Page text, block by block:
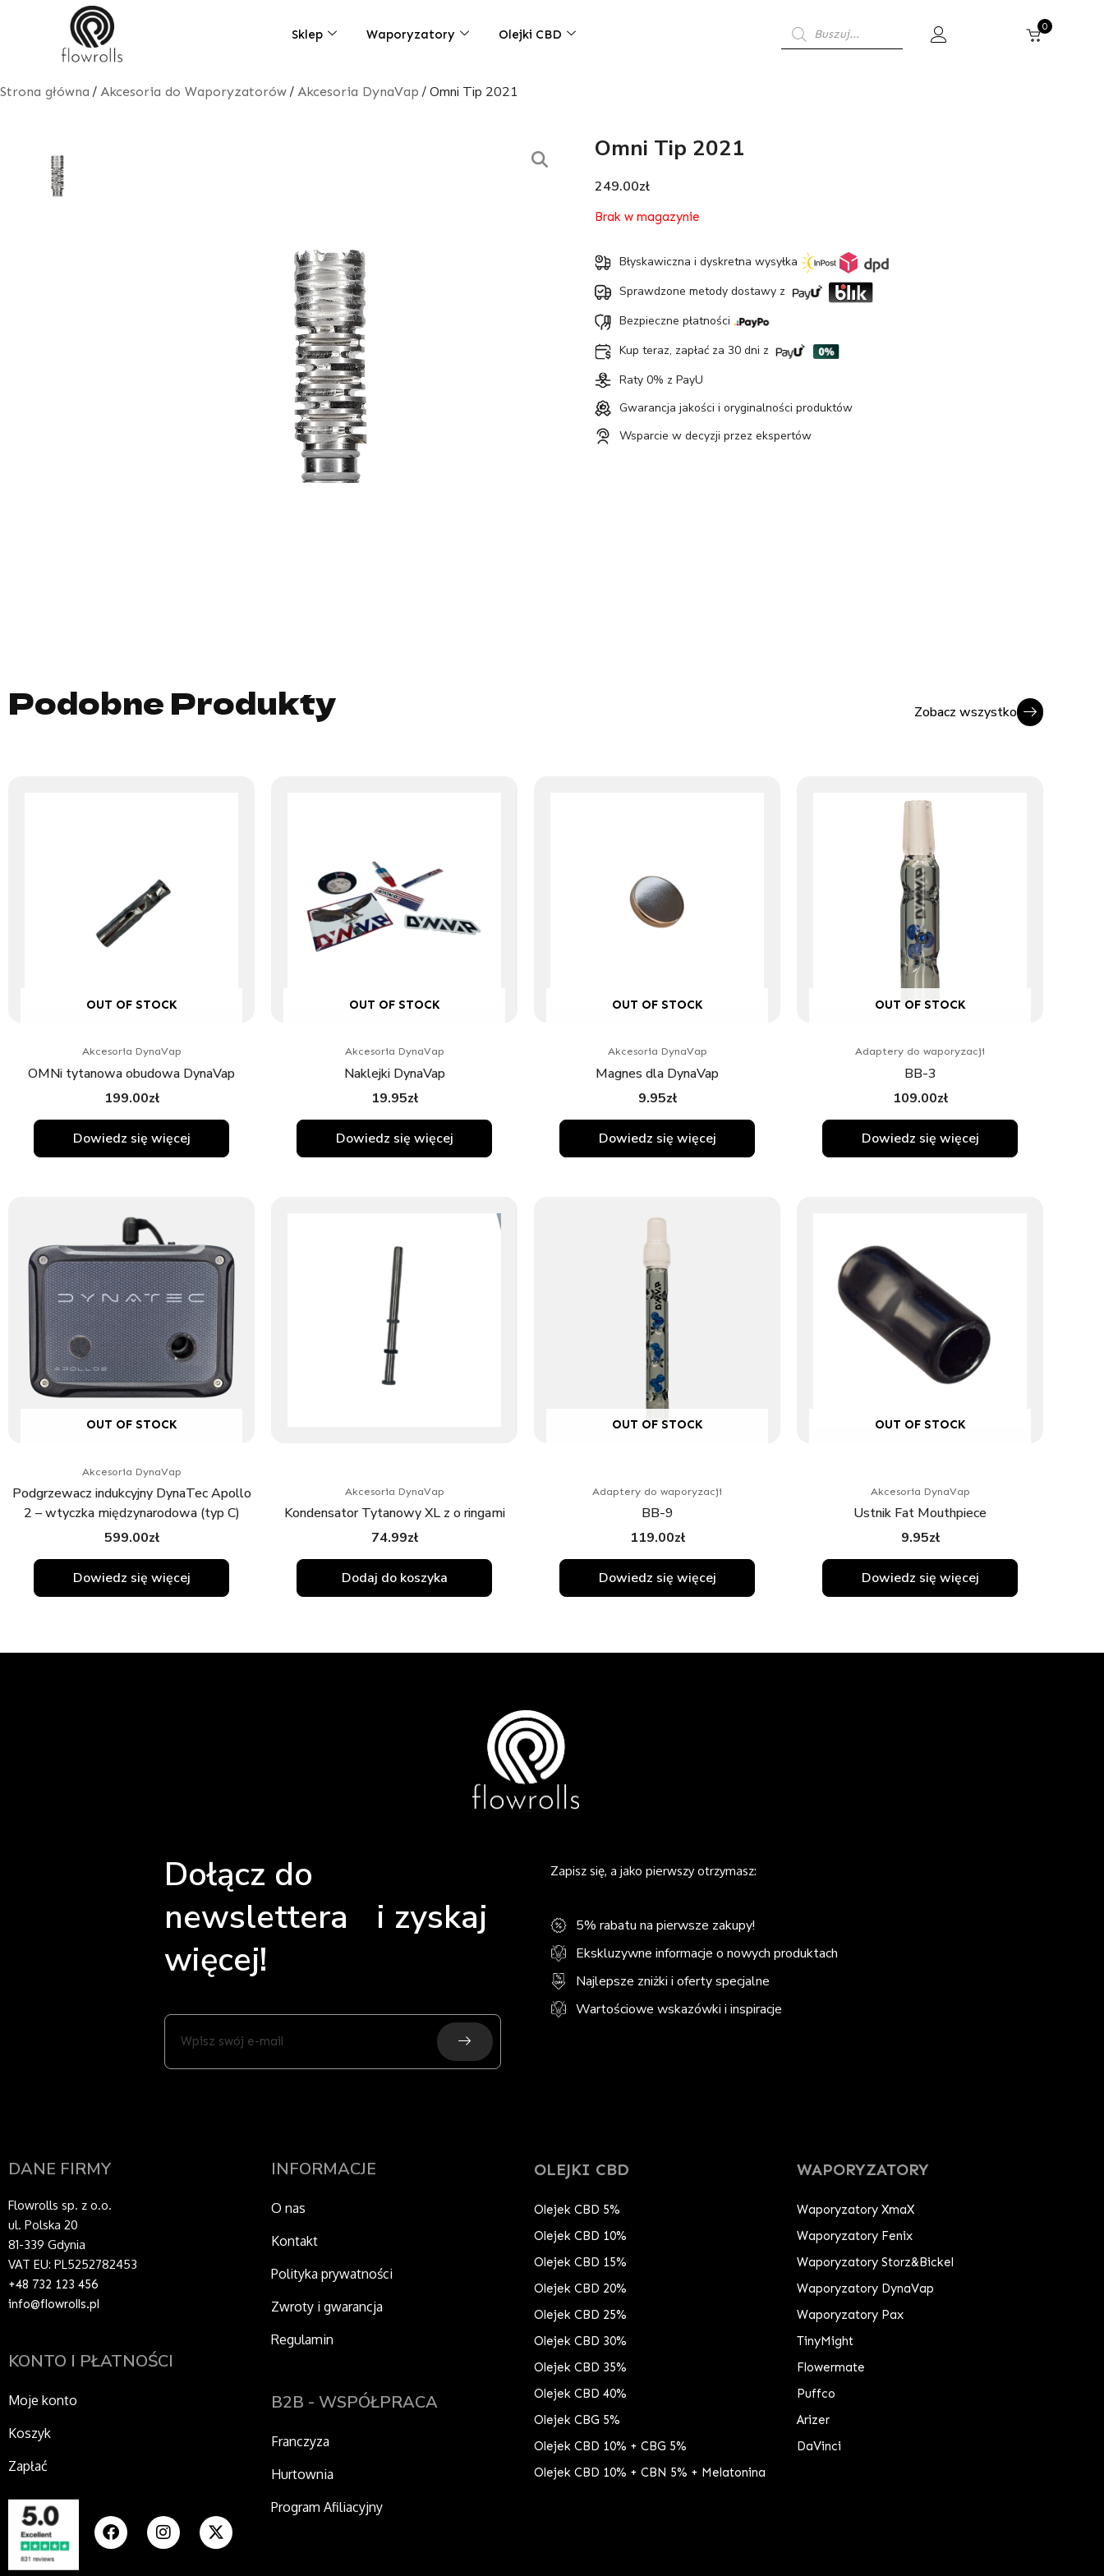
Sklep Waporyzatory Olejki CBD
Wyszukiwarka
produktów
0
Strona główna / Akcesoria do Waporyzatorów/ Akcesoria DynaVap / Omni Tip 2021
Omni Tip 2021
249.00zł
Brak w magazynie
Błyskawiczna i dyskretna wysyłka
Sprawdzone metody dostawy z
Bezpieczne płatności
Kup teraz, zapłać za 30 dni z
Raty 0% z PayU
Gwarancja jakości i oryginalności produktów
Wsparcie w decyzji przez ekspertów
Podobne Produkty Zobacz wszystko
OUT OF STOCK
Akcesoria DynaVap
OMNi tytanowa obudowa DynaVap
199.00zł
Dowiedz się więcej
OUT OF STOCK
Akcesoria DynaVap
Naklejki DynaVap
19.95zł
Dowiedz się więcej
OUT OF STOCK
Akcesoria DynaVap
Magnes dla DynaVap
9.95zł
Dowiedz się więcej
OUT OF STOCK
Adaptery do waporyzacji
BB-3
109.00zł
Dowiedz się więcej
OUT OF STOCK
Akcesoria DynaVap
Podgrzewacz indukcyjny DynaTec Apollo
2 – wtyczka międzynarodowa (typ C)
599.00zł
Dowiedz się więcej
Akcesoria DynaVap
Kondensator Tytanowy XL z o ringami
74.99zł
Dodaj do koszyka
OUT OF STOCK
Adaptery do waporyzacji
BB-9
119.00zł
Dowiedz się więcej
OUT OF STOCK
Akcesoria DynaVap
Ustnik Fat Mouthpiece
9.95zł
Dowiedz się więcej
Dołącz do
newslettera i zyskaj
więcej!
swój
e-
Submit
Zapisz się, a jako pierwszy otrzymasz:
5% rabatu na pierwsze zakupy!
Ekskluzywne informacje o nowych produktach
Najlepsze zniżki i oferty specjalne
Wartościowe wskazówki i inspiracje
DANE FIRMY
Flowrolls sp. z o.o.
ul. Polska 20
81-339 Gdynia
VAT EU: PL5252782453
+48 732 123 456
info@flowrolls.pl
KONTO I PŁATNOŚCI
Moje konto
Koszyk
Zapłać
F
a
I
n
X
-
INFORMACJE
O nas
Kontakt
Polityka prywatności
Zwroty i gwarancja
Regulamin
B2B - WSPÓŁPRACA
Franczyza
Hurtownia
Program Afiliacyjny
OLEJKI CBD
Olejek CBD 5%
Olejek CBD 10%
Olejek CBD 15%
Olejek CBD 20%
Olejek CBD 25%
Olejek CBD 30%
Olejek CBD 35%
Olejek CBD 40%
Olejek CBG 5%
Olejek CBD 10% + CBG 5%
Olejek CBD 10% + CBN 5% + Melatonina
WAPORYZATORY
Waporyzatory XmaX
Waporyzatory Fenix
Waporyzatory Storz&Bickel
Waporyzatory DynaVap
Waporyzatory Pax
TinyMight
Flowermate
Puffco
Arizer
DaVinci